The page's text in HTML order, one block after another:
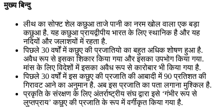
मुख्य बिन्दु
लीथ का सोफ्ट शेल कछुआ ताजे पानी का नरम खोल वाला एक बड़ा
कछुआ है. यह कछुआ प्रायद्वीपीय भारत के लिए स्थानिक है और यह
नदियों और जलाशयों में रहता है.
पिछले 30 वर्षों में कछुए की प्रजातियो का बहुत अधिक शोषण हुआ है.
अवैध रूप से इसका शिकार किया गया और इसका उपभोग किया गया.
मांस के लिए विदेशों में इसका अवैध रूप से कारोबार भी किया गया है.
पिछले 30 वर्षों में इस कछुए की प्रजाति की आबादी में 90 प्रतिशत की
गिरावट आने का अनुमान है. अब इस प्रजाति का पता लगाना मुश्किल है.
प्रकृति के संरक्षण के लिए अंतर्राष्ट्रीय संघ द्वारा इसे ‘गंभीर रूप से
लुप्तप्राय’ कछुए की प्रजाति के रूप में वर्गीकृत किया गया है.